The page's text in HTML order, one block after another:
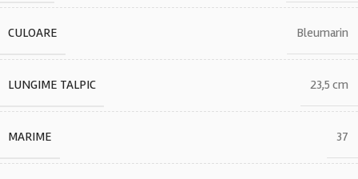
CULOARE Bleumarin
LUNGIME TALPIC 23,5 cm
MARIME 37